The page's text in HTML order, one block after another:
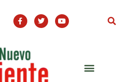
F
a
c
o
o
-
T
w
i
Y
o
u